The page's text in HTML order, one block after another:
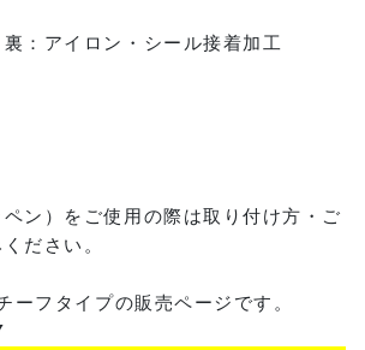
：アイロン・シール接着加工
ン）をご使用の際は取り付け方・ご
ださい。
フタイプの販売ページです。